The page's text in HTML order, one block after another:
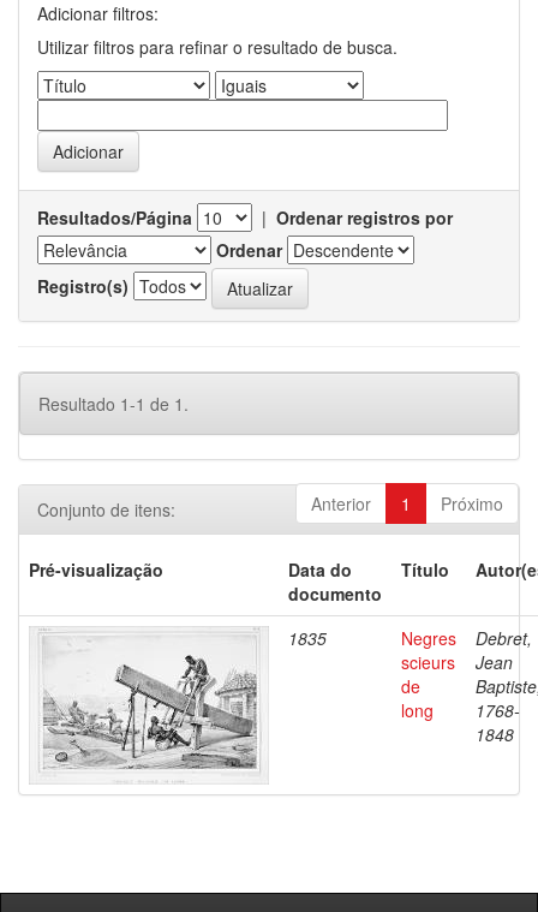
Adicionar filtros:
Utilizar filtros para refinar o resultado de busca.
Resultados/Página | Ordenar registros por
Ordenar
Registro(s)
Resultado 1-1 de 1.
Anterior 1 Próximo
Conjunto de itens:
Pré-visualização
Data do
documento
Título
1835
Negres
scieurs
de
long
Debret,
Jean
1768-
1848